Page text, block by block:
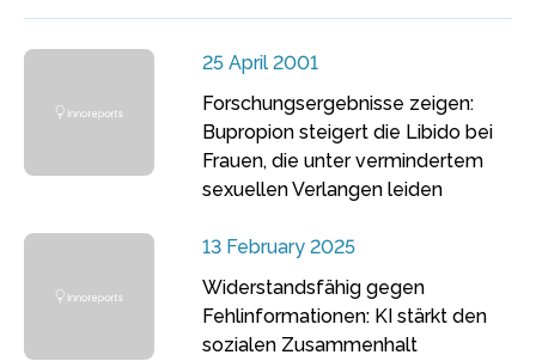
25 April 2001
Forschungsergebnisse zeigen:
Bupropion steigert die Libido bei
Frauen, die unter vermindertem
sexuellen Verlangen leiden
13 February 2025
Widerstandsfähig gegen
Fehlinformationen: KI stärkt den
sozialen Zusammenhalt